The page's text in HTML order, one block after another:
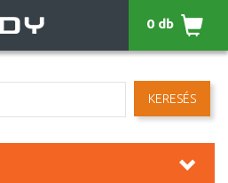
KERESÉS
0 db